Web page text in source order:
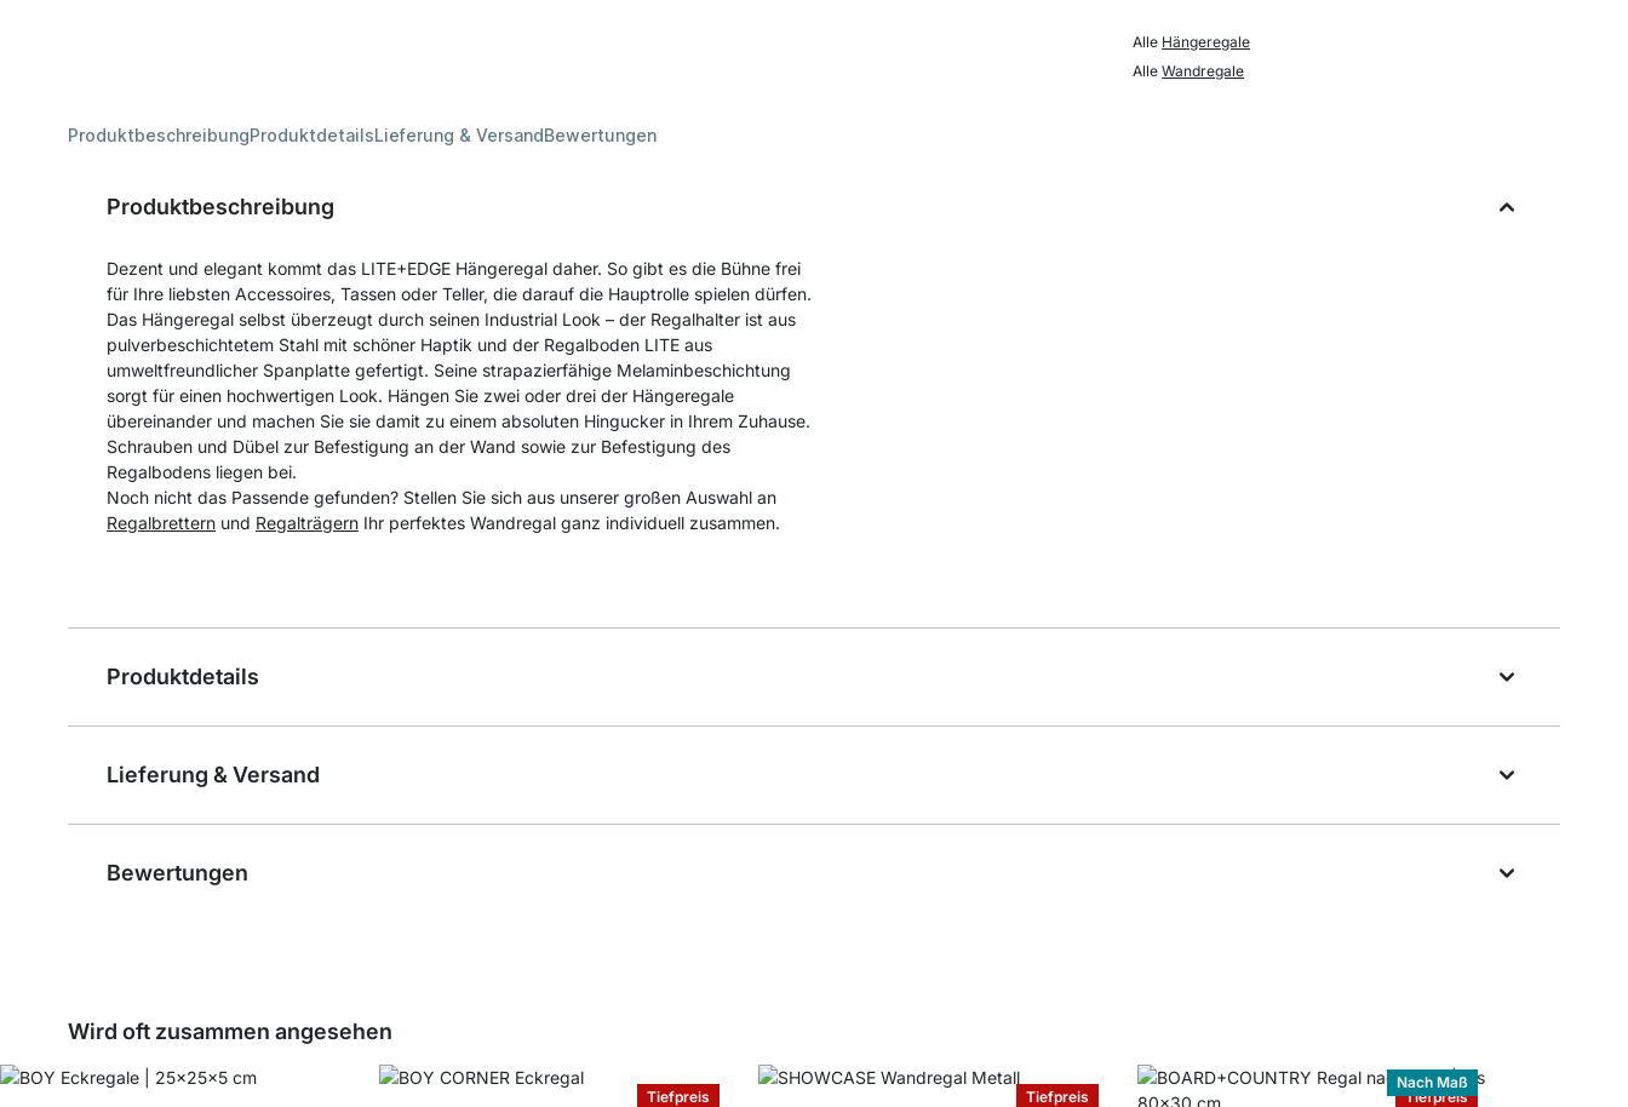
Alle Hängeregale
AlleWandregale
ProduktbeschreibungProduktdetailsLieferung & VersandBewertungen
Produktbeschreibung
Dezent und elegant kommt das LITE+EDGE Hängeregal daher. So gibt es die Bühne frei
für Ihre liebsten Accessoires, Tassen oder Teller, die darauf die Hauptrolle spielen dürfen.
Das Hängeregal selbst überzeugt durch seinen Industrial Look – der Regalhalter ist aus
pulverbeschichtetem Stahl mit schöner Haptik und der Regalboden LITE aus
umweltfreundlicher Spanplatte gefertigt. Seine strapazierfähige Melaminbeschichtung
sorgt für einen hochwertigen Look. Hängen Sie zwei oder drei der Hängeregale
übereinander und machen Sie sie damit zu einem absoluten Hingucker in Ihrem Zuhause.
Schrauben und Dübel zur Befestigung an der Wand sowie zur Befestigung des
Regalbodens liegen bei.
Noch nicht das Passende gefunden? Stellen Sie sich aus unserer großen Auswahl an
Regalbrettern und Regalträgern Ihr perfektes Wandregal ganz individuell zusammen.
Produktdetails
Lieferung & Versand
Bewertungen
Wird oft zusammen angesehen
Tiefpreis Tiefpreis Tiefpreis
Nach Maß